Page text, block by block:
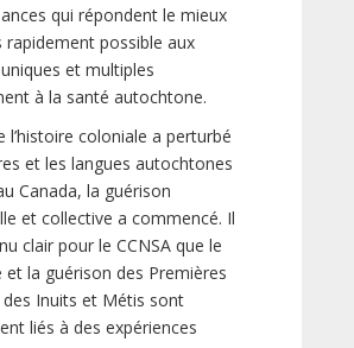
qui répondent le mieux
rapidement possible aux
et multiples
à la santé autochtone.
l’histoire coloniale a perturbé
et les langues autochtones
Canada, la guérison
et collective a commencé. Il
clair pour le CCNSA que le
et la guérison des Premières
Inuits et Métis sont
liés à des expériences